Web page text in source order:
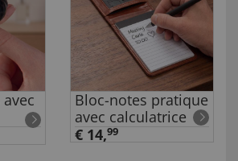
Bloc-notes pratique
avec calculatrice
€ 14,99